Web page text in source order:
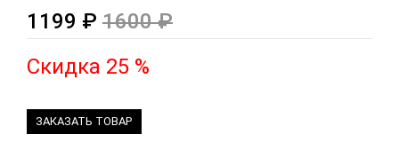
1199 ₽ 1600 ₽
Скидка 25 %
ЗАКАЗАТЬ ТОВАР